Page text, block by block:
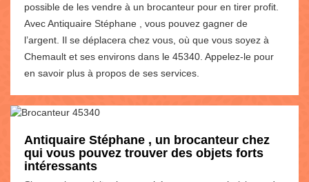
possible de les vendre à un brocanteur pour en tirer profit.
Avec Antiquaire Stéphane , vous pouvez gagner de
l’argent. Il se déplacera chez vous, où que vous soyez à
Chemault et ses environs dans le 45340. Appelez-le pour
en savoir plus à propos de ses services.
Antiquaire Stéphane , un brocanteur chez
qui vous pouvez trouver des objets forts
intéressants